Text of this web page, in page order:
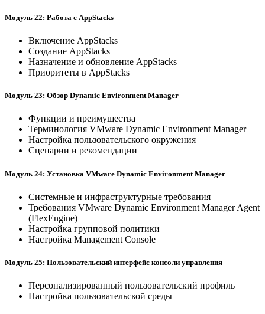
Модуль 22: Работа с AppStacks
Включение AppStacks
Создание AppStacks
Назначение и обновление AppStacks
Приоритеты в AppStacks
Модуль 23: Обзор Dynamic Environment Manager
Функции и преимущества
Терминология VMware Dynamic Environment Manager
Настройка пользовательского окружения
Сценарии и рекомендации
Модуль 24: Установка VMware Dynamic Environment Manager
Системные и инфраструктурные требования
Требования VMware Dynamic Environment Manager Agent
(FlexEngine)
Настройка групповой политики
Настройка Management Console
Модуль 25: Пользовательский интерфейс консоли управления
Персонализированный пользовательский профиль
Настройка пользовательской среды